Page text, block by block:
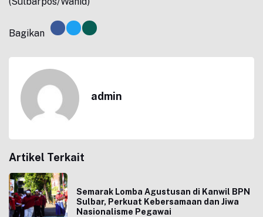
Bagikan
admin
Artikel Terkait
Semarak Lomba Agustusan di Kanwil BPN
Sulbar, Perkuat Kebersamaan dan Jiwa
Nasionalisme Pegawai